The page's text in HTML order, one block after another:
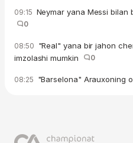
09:15 Neymar yana Messi bilan
0
08:50 "Real" yana bir jahon
imzolashi mumkin
0
08:25 "Barselona" Arauxoning